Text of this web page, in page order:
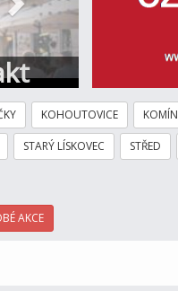
KOHOUTOVICE KOMÍN
STARÝ LÍSKOVEC STŘED
AKCE